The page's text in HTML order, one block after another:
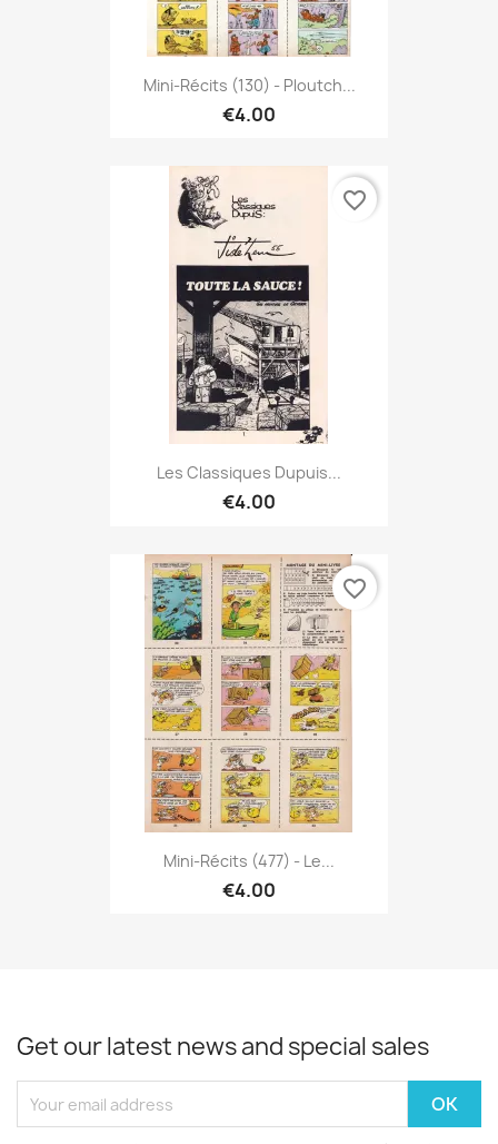
Mini-Récits (130) - Ploutch...
€4.00
Les Classiques Dupuis...
€4.00
favorite_border
Mini-Récits (477) - Le...
€4.00
favorite_border
Get our latest news and special sales